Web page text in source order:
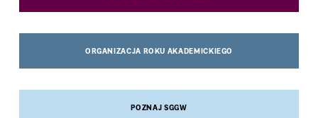
ORGANIZACJA ROKU AKADEMICKIEGO
POZNAJ SGGW